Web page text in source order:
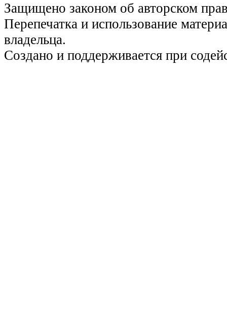
Защищено законом об авторском
Перепечатка и использование
владельца.
Создано и поддерживается при